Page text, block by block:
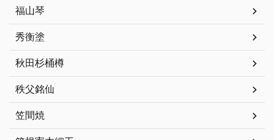
福山琴
秀衡塗
秋田杉桶樽
秩父銘仙
笠間焼